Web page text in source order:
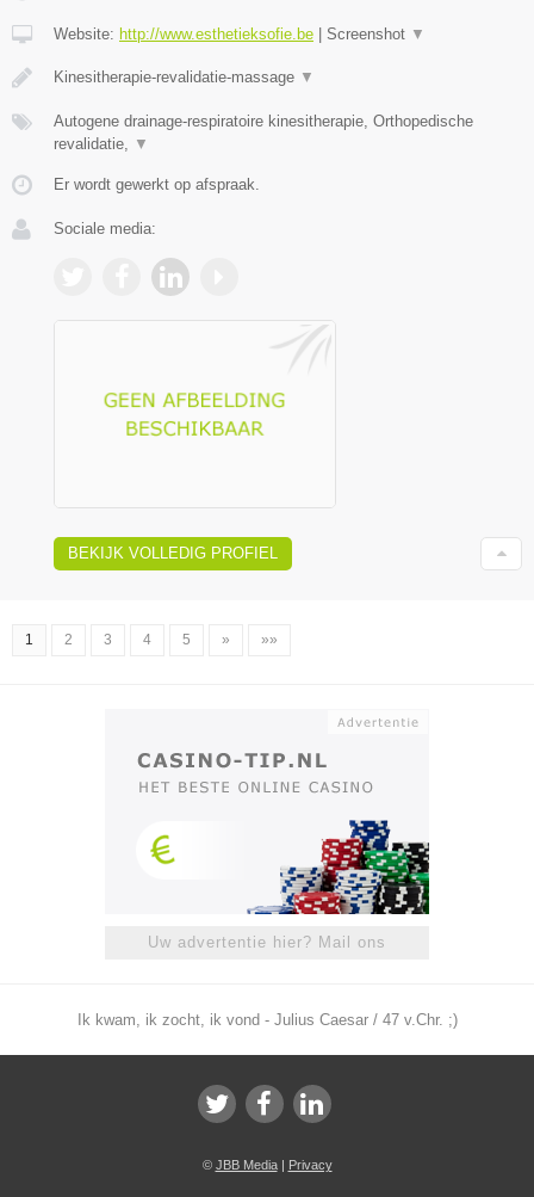
Website: http://www.esthetieksofie.be | Screenshot ▼
Kinesitherapie-revalidatie-massage ▼
Autogene drainage-respiratoire kinesitherapie, Orthopedische
revalidatie,
▼
Er wordt gewerkt op afspraak.
Sociale media:
BEKIJK VOLLEDIG PROFIEL
1 2 3 4 5 » »»
Uw advertentie hier? Mail ons
Ik kwam, ik zocht, ik vond - Julius Caesar / 47 v.Chr. ;)
© JBB Media| Privacy